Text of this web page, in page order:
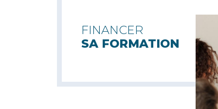
FINANCER
SA FORMATION